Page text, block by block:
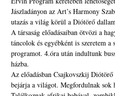
Jászladányon az Art’s Harmony
utazás a világ körül a Diótörő
A társaság előadásaiban ötvözi a
táncolok és egyébként is szeretem
programot. 4.óra után indultunk
házba.
Az előadásban Csajkovszkij
bejárja a világot. Megfordulnak sok